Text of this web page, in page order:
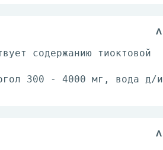
содержанию тиоктовой
300 - 4000 мг, вода д/и